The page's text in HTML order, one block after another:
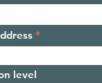
level